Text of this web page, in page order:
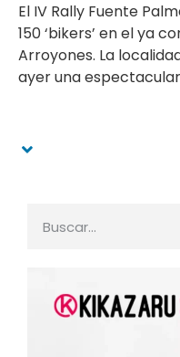
El IV Rally Fuente
150 ‘bikers’ en el ya
Arroyones. La
ayer una